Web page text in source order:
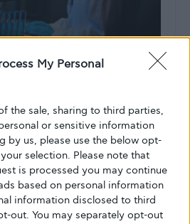
My Personal
the sale, sharing to third parties,
or sensitive information
by us, please use the below opt-
selection. Please note that
is processed you may continue
based on personal information
information disclosed to third
out. You may separately opt-out
κύτταρα
τον διαβήτη
ξεπερνούν ένα
για τη θεραπεία